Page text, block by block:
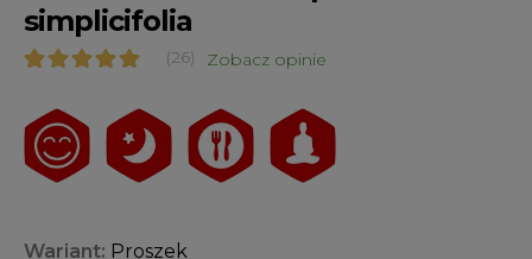
simplicifolia
na 5 na
podstawie
ocen
klientów
(26) Zobacz opinie
Wariant: Proszek